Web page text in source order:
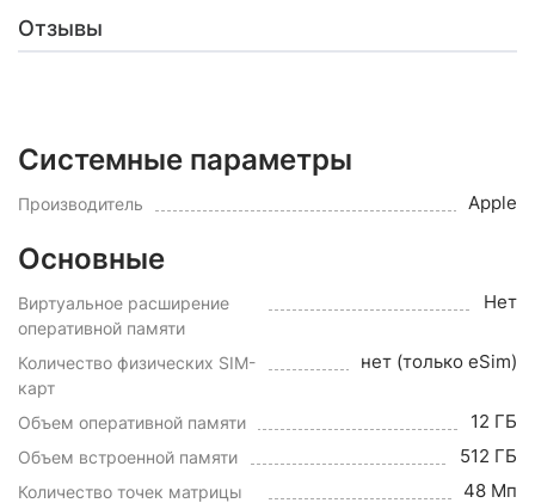
Отзывы
Системные параметры
Производитель Apple
Основные
Виртуальное расширение
оперативной памяти
Нет
Количество физических SIM-
карт
нет (только eSim)
Объем оперативной памяти 12 ГБ
Объем встроенной памяти 512 ГБ
Количество точек матрицы
48 Мп